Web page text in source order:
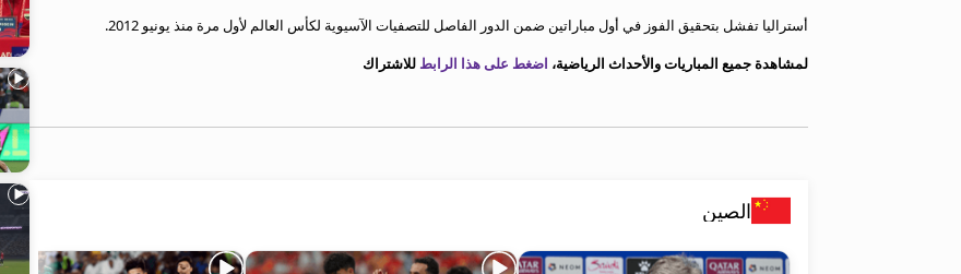
أستراليا تفشل بتحقيق الفوز في أول مباراتين ضمن الدور الفاصل للتصفيات الآسيوية لكأس العالم لأول مرة منذ يونيو 2012.
لمشاهدة جميع المباريات والأحداث الرياضية، اضغط على هذا الرابط للاشتراك
الصين